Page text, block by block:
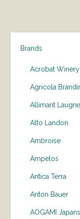
Brands
Acrobat Winery
Agricola
Allimant
Alto Landon
Ambroise
Ampelos
Antica Terra
Anton Bauer
AOGAMI